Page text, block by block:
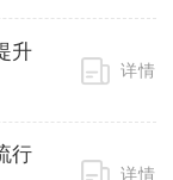
升
详情
行
详情